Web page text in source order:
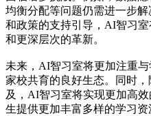
均衡分配等问题仍需进一步
和政策的支持引导，AI智习
和更深层次的革新。
未来，AI智习室将更加注重
家校共育的良好生态。同时
及，AI智习室将实现更加高
生提供更加丰富多样的学习